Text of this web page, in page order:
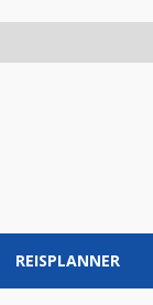
REISPLANNER